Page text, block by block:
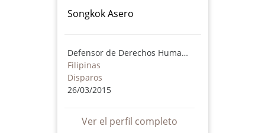
Songkok Asero
Defensor de Derechos Humanos
Filipinas
Disparos
26/03/2015
Ver el perfil completo